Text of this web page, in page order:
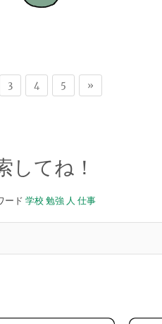
3 4 5 »
してね！
ード 学校 勉強 人 仕事